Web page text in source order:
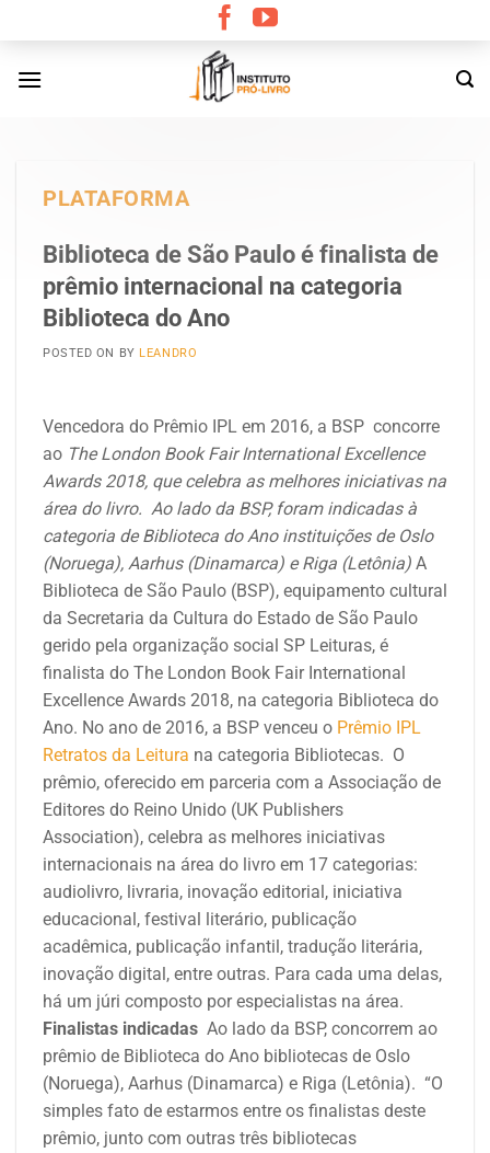
content
PLATAFORMA
Biblioteca de São Paulo é finalista de
prêmio internacional na categoria
Biblioteca do Ano
POSTED ON BY LEANDRO
Vencedora do Prêmio IPL em 2016, a BSP concorre
ao The London Book Fair International Excellence
Awards 2018, que celebra as melhores iniciativas na
área do livro. Ao lado da BSP, foram indicadas à
categoria de Biblioteca do Ano instituições de Oslo
(Noruega), Aarhus (Dinamarca) e Riga (Letônia) A
Biblioteca de São Paulo (BSP), equipamento cultural
da Secretaria da Cultura do Estado de São Paulo
gerido pela organização social SP Leituras, é
finalista do The London Book Fair International
Excellence Awards 2018, na categoria Biblioteca do
Ano. No ano de 2016, a BSP venceu o Prêmio IPL
Retratos da Leitura na categoria Bibliotecas. O
prêmio, oferecido em parceria com a Associação de
Editores do Reino Unido (UK Publishers
Association), celebra as melhores iniciativas
internacionais na área do livro em 17 categorias:
audiolivro, livraria, inovação editorial, iniciativa
educacional, festival literário, publicação
acadêmica, publicação infantil, tradução literária,
inovação digital, entre outras. Para cada uma delas,
há um júri composto por especialistas na área.
Finalistas indicadas Ao lado da BSP, concorrem ao
prêmio de Biblioteca do Ano bibliotecas de Oslo
(Noruega), Aarhus (Dinamarca) e Riga (Letônia). “O
simples fato de estarmos entre os finalistas deste
prêmio, junto com outras três bibliotecas